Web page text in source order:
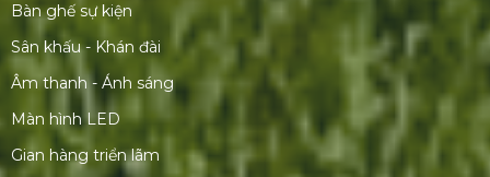
Bàn ghế sự kiện
Sân khấu - Khán đài
Âm thanh - Ánh sáng
Màn hình LED
Gian hàng triển lãm